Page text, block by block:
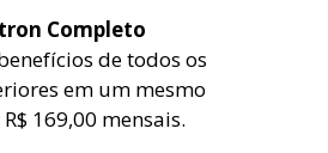
Completo
de todos os
em um mesmo
169,00 mensais.